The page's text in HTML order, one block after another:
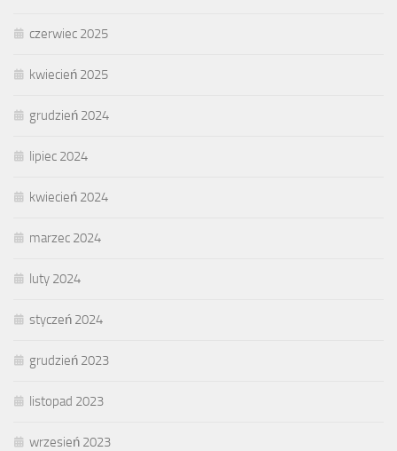
czerwiec 2025
kwiecień 2025
grudzień 2024
lipiec 2024
kwiecień 2024
marzec 2024
luty 2024
styczeń 2024
grudzień 2023
listopad 2023
wrzesień 2023